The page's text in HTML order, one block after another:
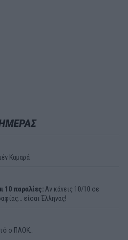
Καμαρά
10 παραλίες: Αν κάνεις 10/10 σε
είσαι Έλληνας!
ο ΠΑΟΚ…